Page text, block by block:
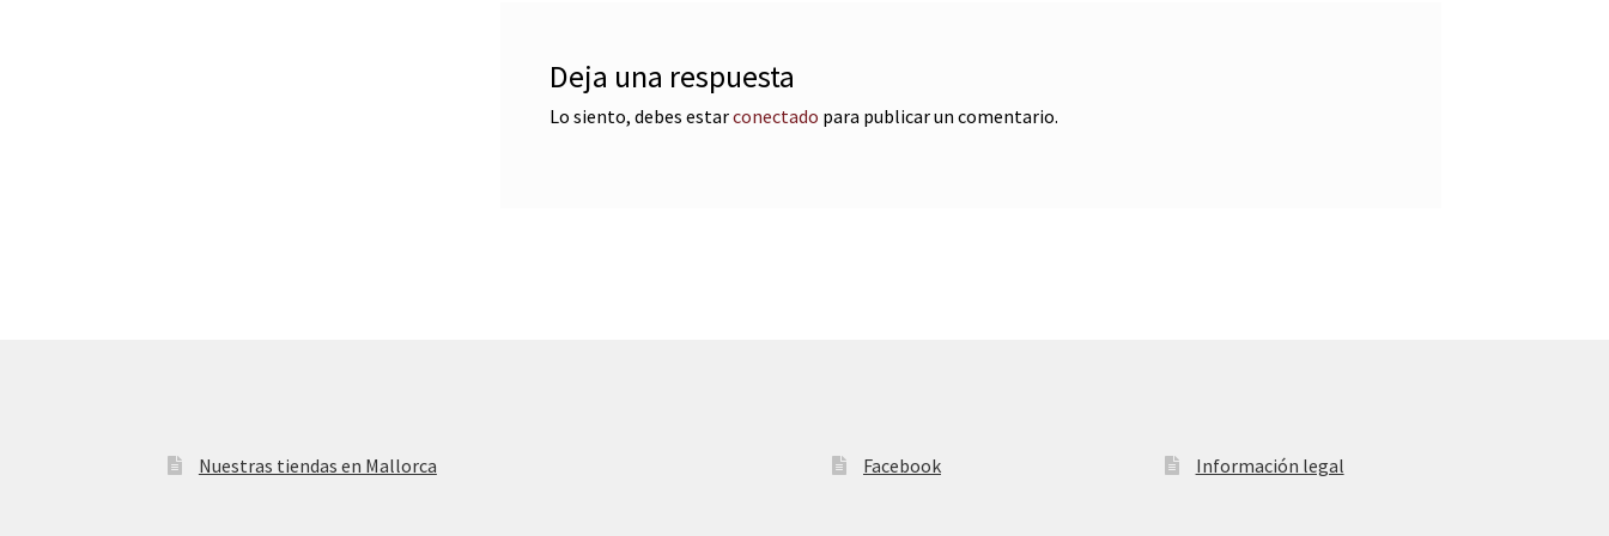
Deja una respuesta
Lo siento, debes estarconectado para publicar un comentario.
Nuestras tiendas en Mallorca Facebook Información legal